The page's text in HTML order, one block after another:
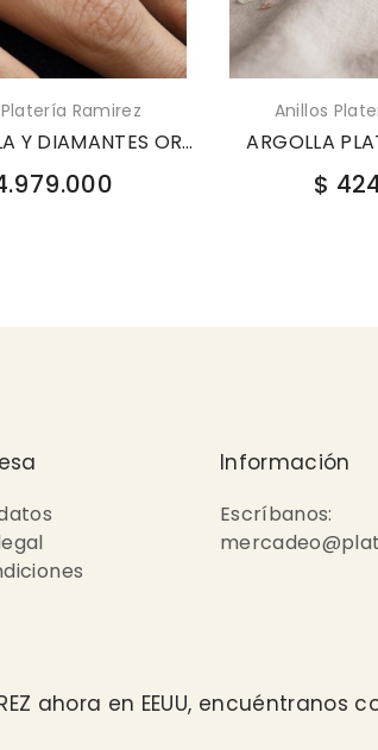
Anillos Platería Ramirez
ARGOLLA PLATA ORO 19197
$ 424.000
Información
Escríbanos:
ahora en EEUU, encuéntranos